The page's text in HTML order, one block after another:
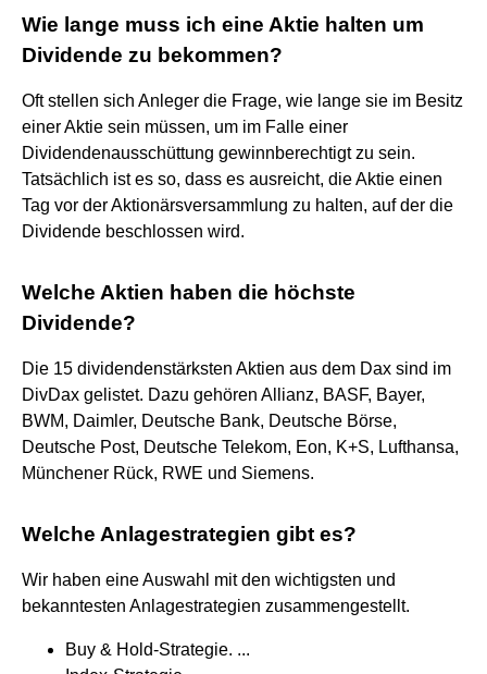
Wie lange muss ich eine Aktie halten um
Dividende zu bekommen?
Oft stellen sich Anleger die Frage, wie lange sie im Besitz
einer Aktie sein müssen, um im Falle einer
Dividendenausschüttung gewinnberechtigt zu sein.
Tatsächlich ist es so, dass es ausreicht, die Aktie einen
Tag vor der Aktionärsversammlung zu halten, auf der die
Dividende beschlossen wird.
Welche Aktien haben die höchste
Dividende?
Die 15 dividendenstärksten Aktien aus dem Dax sind im
DivDax gelistet. Dazu gehören Allianz, BASF, Bayer,
BWM, Daimler, Deutsche Bank, Deutsche Börse,
Deutsche Post, Deutsche Telekom, Eon, K+S, Lufthansa,
Münchener Rück, RWE und Siemens.
Welche Anlagestrategien gibt es?
Wir haben eine Auswahl mit den wichtigsten und
bekanntesten Anlagestrategien zusammengestellt.
Buy & Hold-Strategie. ...